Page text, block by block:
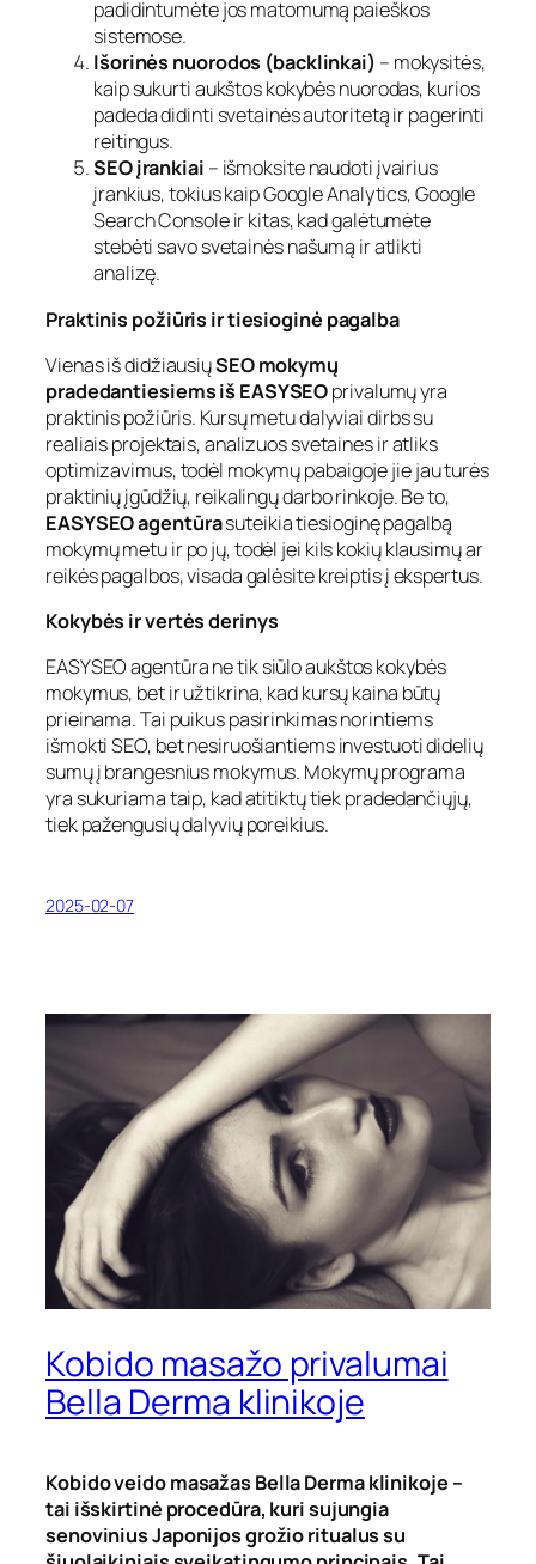
padidintumėte jos matomumą paieškos
sistemose.
Išorinės nuorodos (backlinkai) – mokysitės,
kaip sukurti aukštos kokybės nuorodas, kurios
padeda didinti svetainės autoritetą ir pagerinti
reitingus.
SEO įrankiai – išmoksite naudoti įvairius
įrankius, tokius kaip Google Analytics, Google
Search Console ir kitas, kad galėtumėte
stebėti savo svetainės našumą ir atlikti
analizę.
Praktinis požiūris ir tiesioginė pagalba
Vienas iš didžiausiųSEO mokymų
pradedantiesiems iš EASYSEOprivalumų yra
praktinis požiūris. Kursų metu dalyviai dirbs su
realiais projektais, analizuos svetaines ir atliks
optimizavimus, todėl mokymų pabaigoje jie jau turės
praktinių įgūdžių, reikalingų darbo rinkoje. Be to,
EASYSEO agentūrasuteikia tiesioginę pagalbą
mokymų metu ir po jų, todėl jei kils kokių klausimų ar
reikės pagalbos, visada galėsite kreiptis į ekspertus.
Kokybės ir vertės derinys
EASYSEO agentūrane tik siūlo aukštos kokybės
mokymus, bet ir užtikrina, kad kursų kaina būtų
prieinama. Tai puikus pasirinkimas norintiems
išmokti SEO, bet nesiruošiantiems investuoti didelių
sumų į brangesnius mokymus. Mokymų programa
yra sukuriama taip, kad atitiktų tiek pradedančiųjų,
tiek pažengusių dalyvių poreikius.
2025-02-07
Kobido masažo privalumai
Bella Derma klinikoje
Kobido veido masažas Bella Derma klinikoje –
tai išskirtinė procedūra, kuri sujungia
senovinius Japonijos grožio ritualus su